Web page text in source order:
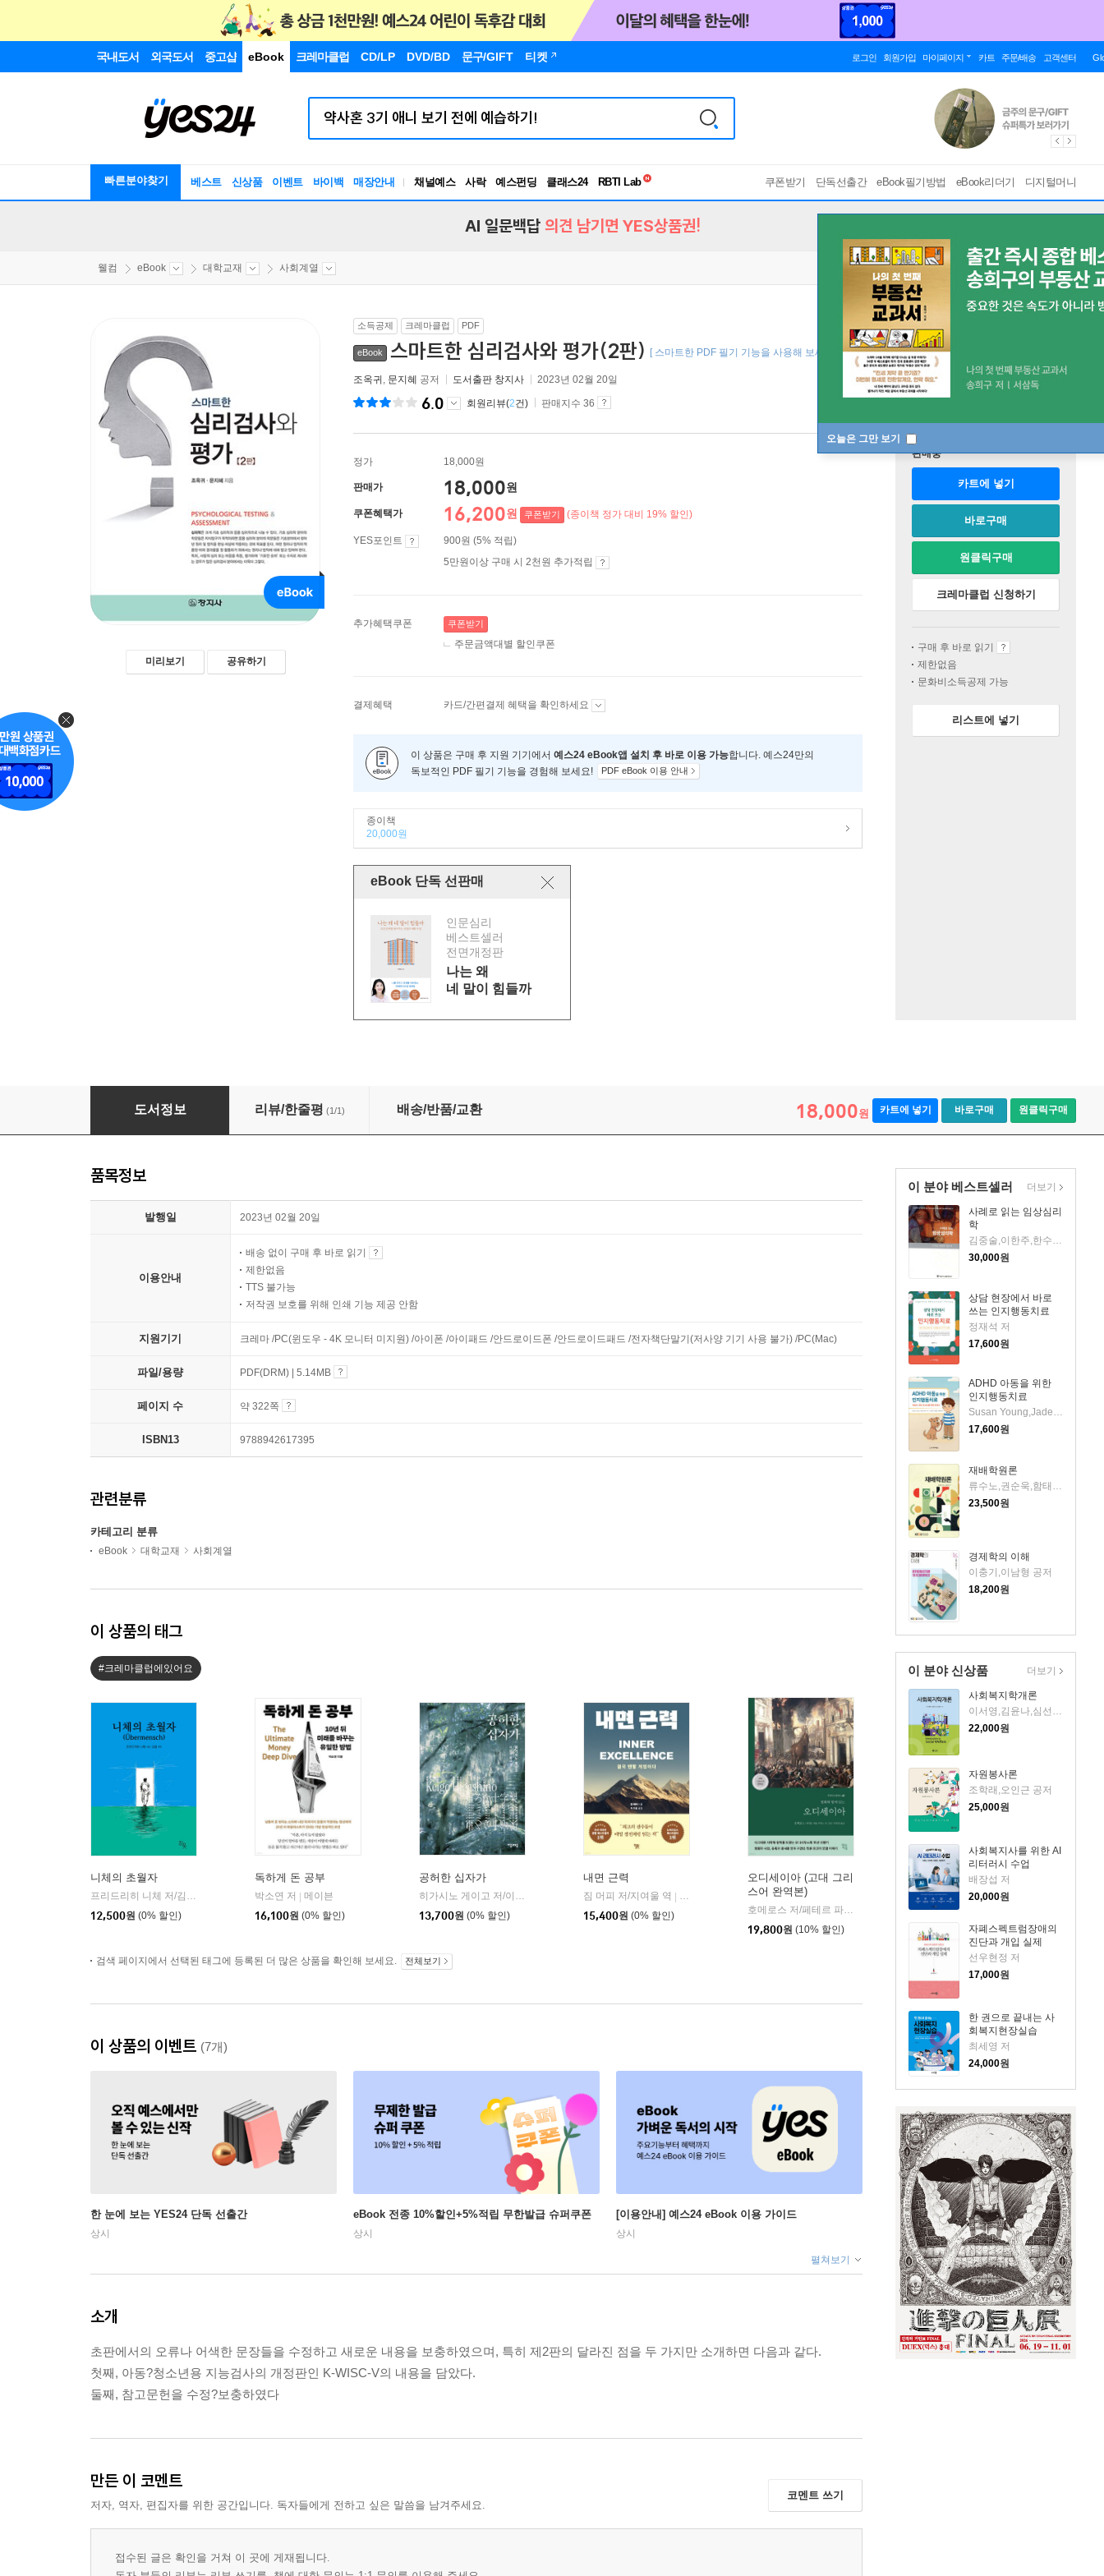
국내도서 외국도서 중고샵 eBook 크레마클럽 CD/LP DVD/BD 문구/GIFT 티켓 로그인 회원가입 마이페이지 카트 주문/배송 고객센터
빠른분야찾기 베스트 신상품 이벤트 바이백 매장안내 채널예스 사락 예스펀딩 클래스24
독서유형검사
쿠폰받기 단독선출간 eBook필기방법 eBook리더기 디지털머니
오늘은 그만 보기
AI 일문백답 의견 남기면 YES상품권!
웰컴 eBook 대학교재 사회계열
미리보기 공유하기
소득공제 크레마클럽 PDF
eBook 스마트한 심리검사와 평가(2판) [ 스마트한 PDF 필기 기능을 사용해 보세요! ]
조옥귀 , 문지혜 공저 도서출판 창지사 2023년 02월 20일
6.0 회원리뷰(2건) 판매지수 36
정가 18,000원
판매가 18,000원
쿠폰혜택가 16,200원 쿠폰받기 (종이책 정가 대비 19% 할인)
YES포인트
900원 (5% 적립)
5만원이상 구매 시 2천원 추가적립
추가혜택쿠폰 쿠폰받기
주문금액대별 할인쿠폰
결제혜택 카드/간편결제 혜택을 확인하세요
이 상품은 구매 후 지원 기기에서 예스24 eBook앱 설치 후 바로 이용 가능합니다. 예스24만의
독보적인 PDF 필기 기능을 경험해 보세요!
PDF eBook 이용 안내
종이책
20,000원
eBook 단독 선판매
인문심리
베스트셀러
전면개정판
나는 왜
네 말이 힘들까
판매중
카트에 넣기
바로구매
원클릭구매
크레마클럽 신청하기
구매 후 바로 읽기
제한없음
문화비소득공제 가능
리스트에 넣기
스마트한 심리검사와 평가(2판)
도서정보 리뷰/한줄평 (1/1) 배송/반품/교환 18,000원 카트에 넣기 바로구매 원클릭구매
이 분야 베스트셀러
사례로 읽는 임상심리
학
30,000원
상담 현장에서 바로
쓰는 인지행동치료
정재석 저
17,600원
ADHD 아동을 위한
인지행동치료
17,600원
재배학원론
류수노,권순욱,함태호 공저
23,500원
경제학의 이해
이충기,이남형 공저
18,200원
더보기
이 분야 신상품
사회복지학개론
이서영,김윤나,심선경 저
22,000원
자원봉사론
조학래,오인근 공저
25,000원
사회복지사를 위한 AI
리터러시 수업
배장섭 저
20,000원
자폐스펙트럼장애의
진단과 개입 실제
선우현정 저
17,000원
한 권으로 끝내는 사
회복지현장실습
최세영 저
24,000원
더보기
품목정보
발행일 2023년 02월 20일
이용안내
배송 없이 구매 후 바로 읽기
제한없음
TTS 불가능
저작권 보호를 위해 인쇄 기능 제공 안함
지원기기 크레마 /PC(윈도우 - 4K 모니터 미지원) /아이폰 /아이패드 /안드로이드폰 /안드로이드패드 /전자책단말기(저사양 기기 사용 불가) /PC(Mac)
파일/용량 PDF(DRM) | 5.14MB
페이지 수 약 322쪽
ISBN13 9788942617395
관련분류
카테고리 분류
eBook 대학교재 사회계열
이 상품의 태그
#크레마클럽에있어요
니체의 초월자
12,500원 (0% 할인)
독하게 돈 공부
박소연 저 | 메이븐
16,100원 (0% 할인)
공허한 십자가
자음과모음
13,700원 (0% 할인)
내면 근력
짐 머피 저/지여울 역 |
15,400원 (0% 할인)
오디세이아 (고대 그리
스어 완역본)
|
19,800원 (10% 할인)
검색 페이지에서 선택된 태그에 등록된 더 많은 상품을 확인해 보세요. 전체보기
이 상품의 이벤트 (7개)
한 눈에 보는 YES24 단독 선출간
상시
eBook 전종 10%할인+5%적립 무한발급 슈퍼쿠폰
상시
[이용안내] 예스24 eBook 이용 가이드
상시
펼쳐보기
소개
초판에서의 오류나 어색한 문장들을 수정하고 새로운 내용을 보충하였으며, 특히 제2판의 달라진 점을 두 가지만 소개하면 다음과 같다.
첫째, 아동?청소년용 지능검사의 개정판인 K-WISC-V의 내용을 담았다.
둘째, 참고문헌을 수정?보충하였다
만든 이 코멘트
저자, 역자, 편집자를 위한 공간입니다. 독자들에게 전하고 싶은 말씀을 남겨주세요.
코멘트 쓰기
접수된 글은 확인을 거쳐 이 곳에 게재됩니다.